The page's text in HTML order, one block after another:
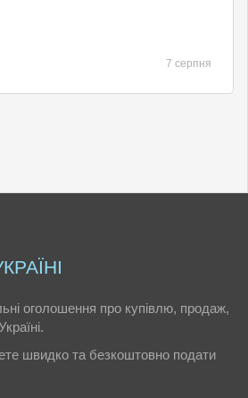
7 серпня
оголошення про купівлю, продаж,
швидко та безкоштовно подати